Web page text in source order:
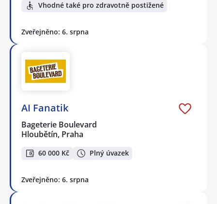
Vhodné také pro zdravotně postižené
Zveřejněno: 6. srpna
AI Fanatik
Bageterie Boulevard
Hloubětín, Praha
60 000 Kč Plný úvazek
Zveřejněno: 6. srpna